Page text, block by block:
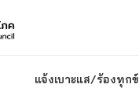
แจ้งเบาะแส/ร้องทุกข์